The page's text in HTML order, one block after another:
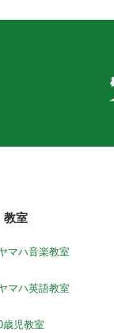
教室
マハ音楽教室
マハ英語教室
歳児教室